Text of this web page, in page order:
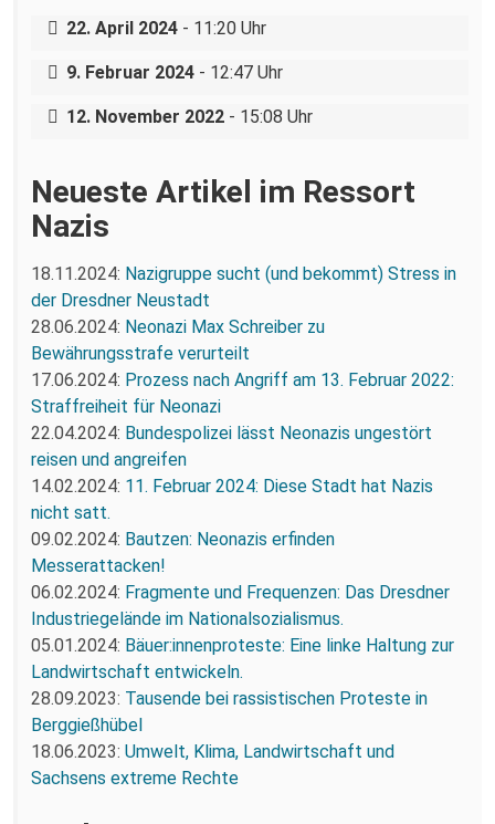
22. April 2024 - 11:20 Uhr
Bautzen: Neonazis erfinden
9. Februar 2024 - 12:47 Uhr
Brandanschlag auf Asylunterkunft in
12. November 2022 - 15:08 Uhr
Neueste Artikel im Ressort
Nazis
18.11.2024: Nazigruppe sucht (und bekommt) Stress in
der Dresdner Neustadt
28.06.2024: Neonazi Max Schreiber zu
Bewährungsstrafe verurteilt
17.06.2024: Prozess nach Angriff am 13. Februar 2022:
Straffreiheit für Neonazi
22.04.2024: Bundespolizei lässt Neonazis ungestört
reisen und angreifen
14.02.2024: 11. Februar 2024: Diese Stadt hat Nazis
nicht satt.
09.02.2024: Bautzen: Neonazis erfinden
Messerattacken!
06.02.2024: Fragmente und Frequenzen: Das Dresdner
Industriegelände im Nationalsozialismus.
05.01.2024: Bäuer:innenproteste: Eine linke Haltung zur
Landwirtschaft entwickeln.
28.09.2023: Tausende bei rassistischen Proteste in
Berggießhübel
18.06.2023: Umwelt, Klima, Landwirtschaft und
Sachsens extreme Rechte